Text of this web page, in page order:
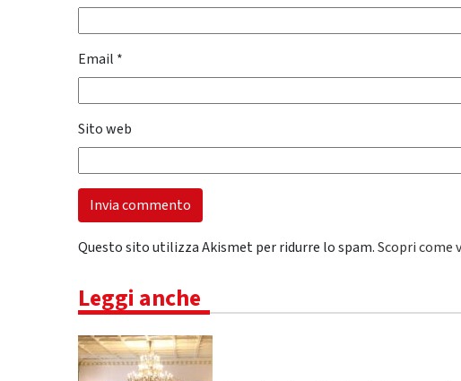
Email *
Sito web
Questo sito utilizza Akismet per ridurre lo spam.Scopri come
Leggi anche